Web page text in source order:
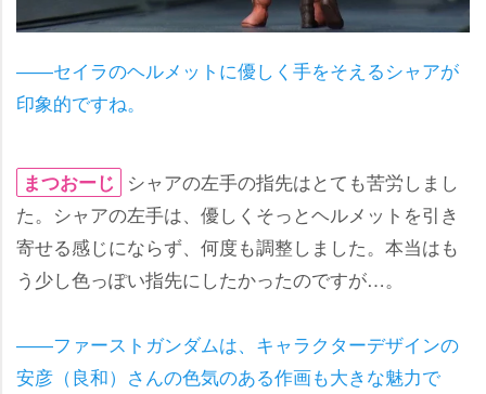
――セイラのヘルメットに優しく手をそえるシャアが
印象的ですね。
まつおーじ
シャアの左手の指先はとても苦労しまし
た。シャアの左手は、優しくそっとヘルメットを引き
寄せる感じにならず、何度も調整しました。本当はも
う少し色っぽい指先にしたかったのですが…。
――ファーストガンダムは、キャラクターデザインの
安彦（良和）さんの色気のある作画も大きな魅力で